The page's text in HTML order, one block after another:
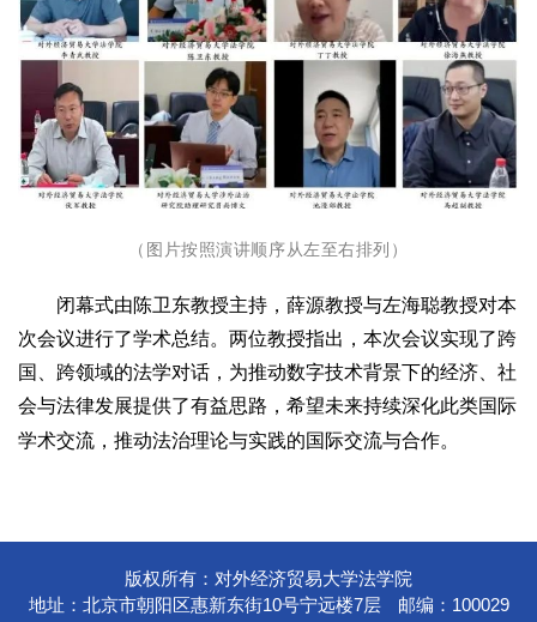
（图片按照演讲顺序从左至右排列）
闭幕式由陈卫东教授主持，薛源教授与左海聪教授对本
次会议进行了学术总结。两位教授指出，本次会议实现了跨
国、跨领域的法学对话，为推动数字技术背景下的经济、社
会与法律发展提供了有益思路，希望未来持续深化此类国际
学术交流，推动法治理论与实践的国际交流与合作。
版权所有：对外经济贸易大学法学院
地址：北京市朝阳区惠新东街10号宁远楼7层
邮编：100029